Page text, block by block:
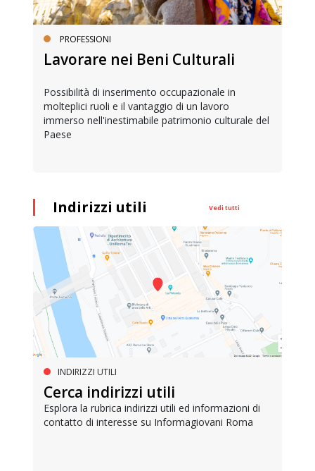
PROFESSIONI
Lavorare nei Beni Culturali
Possibilità di inserimento occupazionale in
molteplici ruoli e il vantaggio di un lavoro
immerso nell'inestimabile patrimonio culturale del
Paese
Indirizzi utili Vedi tutti
INDIRIZZI UTILI
Cerca indirizzi utili
Esplora la rubrica indirizzi utili ed informazioni di
contatto di interesse su Informagiovani Roma